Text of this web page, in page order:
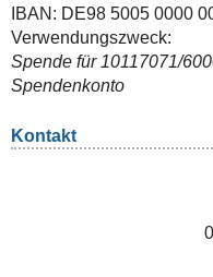
IBAN: DE98 5005 0000
Verwendungszweck:
Spende für 10117071/
Spendenkonto
Kontakt